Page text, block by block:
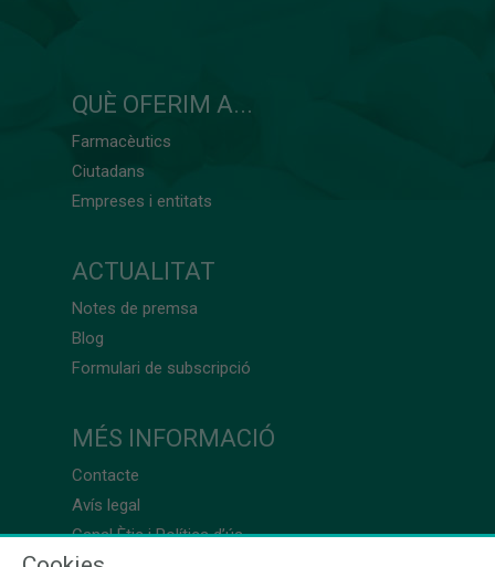
QUÈ OFERIM A...
Farmacèutics
Ciutadans
Empreses i entitats
ACTUALITAT
Notes de premsa
Blog
Formulari de subscripció
MÉS INFORMACIÓ
Contacte
Avís legal
Canal Ètic i Política d’ús